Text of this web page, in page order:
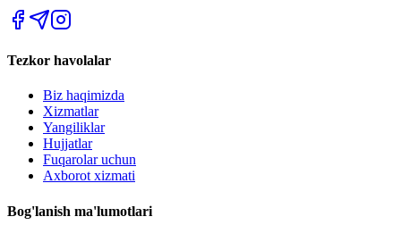
Tezkor havolalar
Biz haqimizda
Xizmatlar
Yangiliklar
Hujjatlar
Fuqarolar uchun
Axborot xizmati
Bog'lanish ma'lumotlari